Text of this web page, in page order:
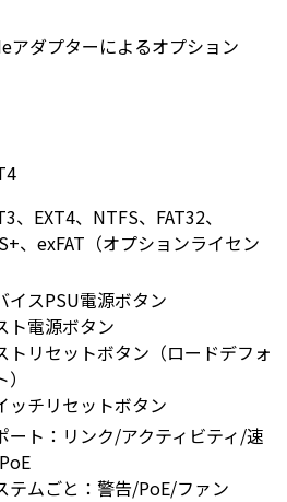
アダプターによるオプション
、EXT4、NTFS、FAT32、
、exFAT（オプションライセン
イスPSU電源ボタン
ト電源ボタン
トリセットボタン（ロードデフォ
ッチリセットボタン
ート：リンク/アクティビティ/速
テムごと：警告/PoE/ファン